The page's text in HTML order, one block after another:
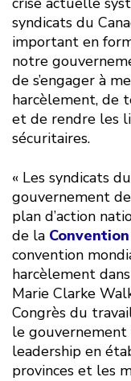
syndicats du
important en
notre
de s’engager à
harcèlement, de
et de rendre les
sécuritaires.
« Les syndicats
gouvernement
plan d’action
de la
convention
harcèlement
Marie Clarke
Congrès du
le
leadership en
provinces et les